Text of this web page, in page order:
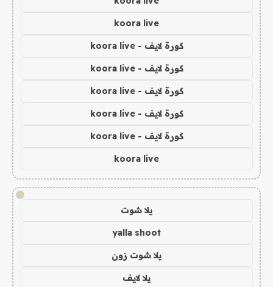
koora live
كورة لايف - koora live
كورة لايف - koora live
كورة لايف - koora live
كورة لايف - koora live
كورة لايف - koora live
koora live
!
يلا شوت
yalla shoot
يلا شوت زون
يلا لايف